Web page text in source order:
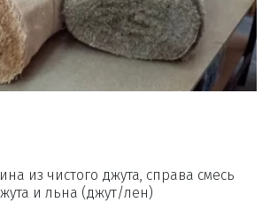
из чистого джута, справа смесь
и льна (джут/лен)